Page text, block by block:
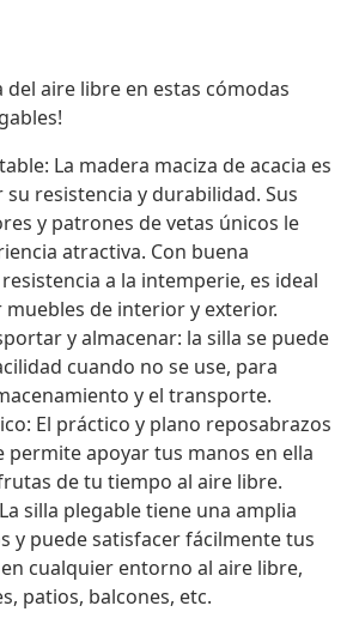
del aire libre en estas cómodas
La madera maciza de acacia es
resistencia y durabilidad. Sus
y patrones de vetas únicos le
atractiva. Con buena
a la intemperie, es ideal
de interior y exterior.
y almacenar: la silla se puede
cuando no se use, para
y el transporte.
El práctico y plano reposabrazos
permite apoyar tus manos en ella
de tu tiempo al aire libre.
silla plegable tiene una amplia
y puede satisfacer fácilmente tus
cualquier entorno al aire libre,
patios, balcones, etc.